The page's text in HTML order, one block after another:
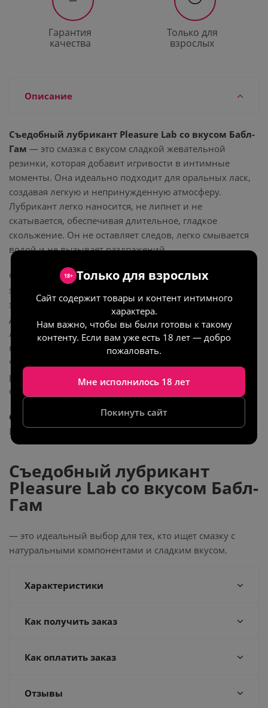
Гарантия
качества
Только для
взрослых
Описание
Съедобный лубрикант Pleasure Lab со вкусом Бабл-
Гам — это смазка с вкусом сладкой жевательной
резинки, которая добавит игривости в интимные
моменты. Она идеально подходит для оральных ласк,
создавая легкую и непринужденную атмосферу.
Лубрикант легко наносится, не липнет и не
скатывается, обеспечивая длительное, гладкое
скольжение. Он не оставляет следов, легко смывается
водой и не вызывает раздражений.
Формула основана на натуральных компонентах:
экстракт алоэ вера увлажняет и успокаивает кожу,
экстракт ромашки оказывает противовоспалительное
действие, а экстракт льна глубоко питает и смягчает.
Лубрикант не содержит сульфатов, парабенов,
красителей и масел, что делает его безопасным для
чувствительной кожи. Он поддерживает оптимальный
pH и помогает сохранить естественный баланс
слизистых оболочек.
Состав
Aqua, Aloe Vera Extract, Chamomile Extract, Flax
Extract, Hydroxyethylcellulose, Sodium Benzoate, Aroma.
Съедобный лубрикант
Pleasure Lab со вкусом Бабл-
Гам
— это идеальный выбор для тех, кто ищет смазку с
натуральными компонентами и сладким вкусом.
Характеристики
Как получить заказ
Как оплатить заказ
Отзывы
18+ Только для взрослых
Сайт содержит товары и контент интимного
характера.
Нам важно, чтобы вы были готовы к такому
контенту. Если вам уже есть 18 лет — добро
пожаловать.
Мне исполнилось 18 лет
Покинуть сайт